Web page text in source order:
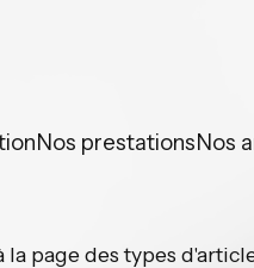
Nos prestationsNos
la page des types